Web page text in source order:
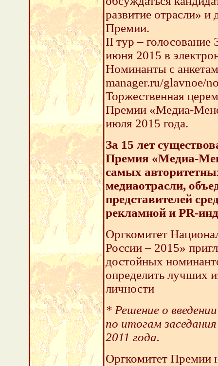
развитие отрасли» и
Премии.
II тур – голосование
июня 2015 в
Номинанты с
manager.ru/glavnoe/
Торжественная
Премии «Медиа-
июля 2015 года.
За 15 лет
Премия «Медиа-
самых
медиаотрасли,
представителей
рекламной и PR-
Оргкомитет
России – 2015»
достойных
определить лучших
личности
* Решение о
по итогам
2011 года.
Оргкомитет Премии